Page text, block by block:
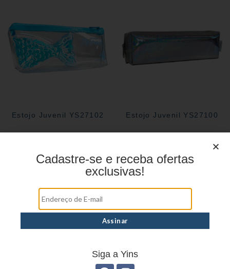
Estojo Juvenil YS27102 Estojo Juvenil YS27100
Estojo juvenil YS41026 Estojo Juvenil YS27105
Cadastre-se e receba ofertas
exclusivas!
Siga a Yins